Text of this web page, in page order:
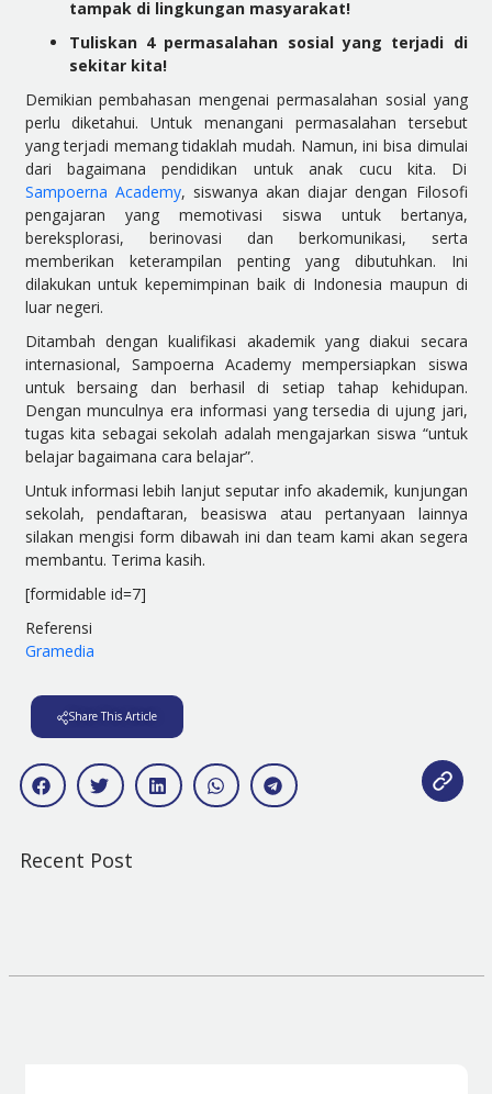
tampak di lingkungan masyarakat!
Tuliskan 4 permasalahan sosial yang terjadi di
sekitar kita!
Demikian pembahasan mengenai permasalahan sosial yang
perlu diketahui. Untuk menangani permasalahan tersebut
yang terjadi memang tidaklah mudah. Namun, ini bisa dimulai
dari bagaimana pendidikan untuk anak cucu kita. Di
Sampoerna Academy, siswanya akan diajar dengan Filosofi
pengajaran yang memotivasi siswa untuk bertanya,
bereksplorasi, berinovasi dan berkomunikasi, serta
memberikan keterampilan penting yang dibutuhkan. Ini
dilakukan untuk kepemimpinan baik di Indonesia maupun di
luar negeri.
Ditambah dengan kualifikasi akademik yang diakui secara
internasional, Sampoerna Academy mempersiapkan siswa
untuk bersaing dan berhasil di setiap tahap kehidupan.
Dengan munculnya era informasi yang tersedia di ujung jari,
tugas kita sebagai sekolah adalah mengajarkan siswa “untuk
belajar bagaimana cara belajar”.
Untuk informasi lebih lanjut seputar info akademik, kunjungan
sekolah, pendaftaran, beasiswa atau pertanyaan lainnya
silakan mengisi form dibawah ini dan team kami akan segera
membantu. Terima kasih.
[formidable id=7]
Referensi
Gramedia
Share This Article
Recent Post